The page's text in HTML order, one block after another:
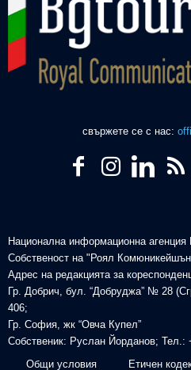
свържете се с нас:
Национална информационна агенция
Собственост на "Роял
Адрес на редакцията за
Гр. Добрич, бул. “Добруджа” № 28
406;
Гр. София, жк “Овча Купел”
Собственик: Руслан Йорданов; Тел.:
Общи условия
Етичен